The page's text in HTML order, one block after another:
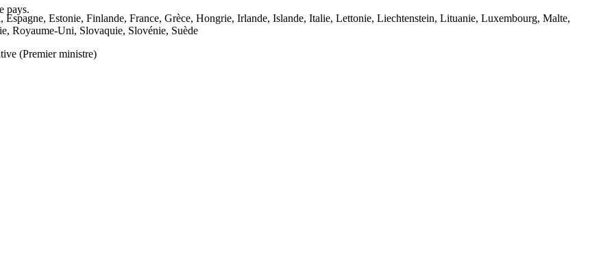
pays.
Estonie, Finlande, France, Grèce, Hongrie, Irlande, Islande, Italie, Lettonie, Liechtenstein, Lituanie, Luxembourg, Malte,
Royaume-Uni, Slovaquie, Slovénie, Suède
(Premier ministre)